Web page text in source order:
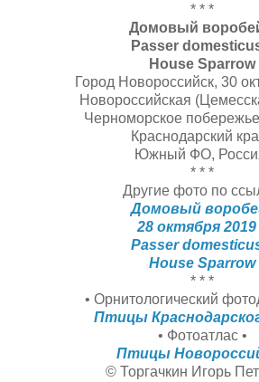
* * *
Домовый
Passer
House Sparrow
Город Новороссийск, 30
Новороссийская
Черноморское
Краснодарский
Южный ФО,
* * *
Другие фото по
Домовый
28 октября
Passer
House Sparrow
* * *
• Орнитологический
Птицы
• Фотоатлас •
Птицы
© Торгачкин Игорь